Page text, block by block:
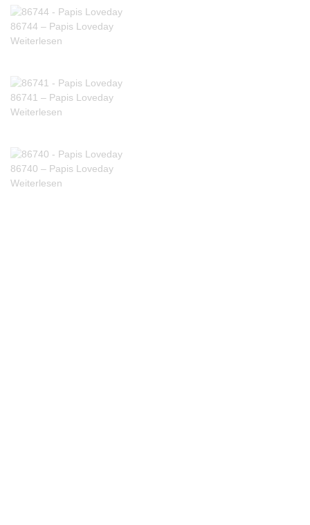
86744 – Papis Loveday
Weiterlesen
86741 – Papis Loveday
Weiterlesen
86740 – Papis Loveday
Weiterlesen